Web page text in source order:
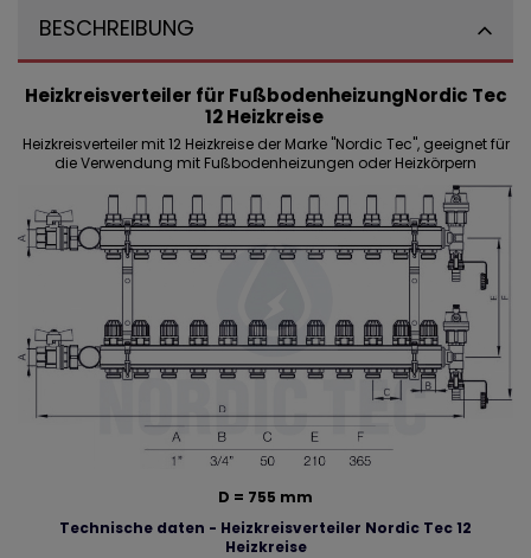
BESCHREIBUNG
Heizkreisverteiler für FußbodenheizungNordic Tec
12 Heizkreise
Heizkreisverteiler mit 12 Heizkreise der Marke "Nordic Tec", geeignet für
die Verwendung mit Fußbodenheizungen oder Heizkörpern
D = 755 mm
Technische daten - Heizkreisverteiler Nordic Tec 12
Heizkreise